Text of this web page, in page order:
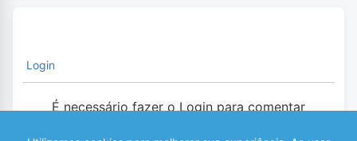
Login
É necessário fazer o Login para comentar